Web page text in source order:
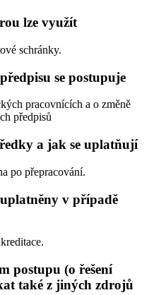
lze využít
schránky.
se postupuje
pracovnících a o změně
předpisů
a jak se uplatňují
po přepracování.
v případě
postupu (o řešení
také z jiných zdrojů